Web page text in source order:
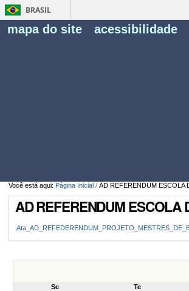
BRASIL
mapa do site acessibilidade
Você está aqui: Página Inicial / AD REFERENDUM ESCOLA
AD REFERENDUM ESCOLA
Se Te